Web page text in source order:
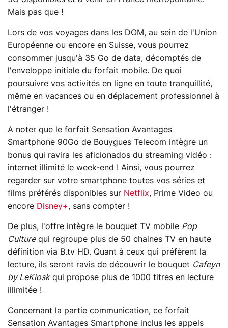
Mais pas que !
Lors de vos voyages dans les DOM, au sein de l'Union
Européenne ou encore en Suisse, vous pourrez
consommer jusqu'à 35 Go de data, décomptés de
l'enveloppe initiale du forfait mobile. De quoi
poursuivre vos activités en ligne en toute tranquillité,
même en vacances ou en déplacement professionnel à
l'étranger !
A noter que le forfait Sensation Avantages
Smartphone 90Go de Bouygues Telecom intègre un
bonus qui ravira les aficionados du streaming vidéo :
internet illimité le week-end ! Ainsi, vous pourrez
regarder sur votre smartphone toutes vos séries et
films préférés disponibles sur Netflix, Prime Video ou
encore Disney+, sans compter !
De plus, l'offre intègre le bouquet TV mobile Pop
Culturequi regroupe plus de 50 chaines TV en haute
définition via B.tv HD. Quant à ceux qui préfèrent la
lecture, ils seront ravis de découvrir le bouquet Cafeyn
by LeKioskqui propose plus de 1000 titres en lecture
illimitée !
Concernant la partie communication, ce forfait
Sensation Avantages Smartphone inclus les appels